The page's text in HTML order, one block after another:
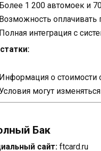
Более 1 200 автомоек и
Возможность оплачивать
Полная интеграция с
Информация о стоимости
могут
Бак
сайт: ftcard.ru